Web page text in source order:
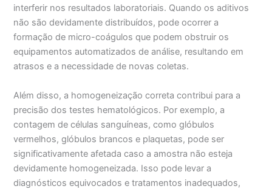
interferir nos resultados laboratoriais. Quando os aditivos
não são devidamente distribuídos, pode ocorrer a
formação de micro-coágulos que podem obstruir os
equipamentos automatizados de análise, resultando em
atrasos e a necessidade de novas coletas.
Além disso, a homogeneização correta contribui para a
precisão dos testes hematológicos. Por exemplo, a
contagem de células sanguíneas, como glóbulos
vermelhos, glóbulos brancos e plaquetas, pode ser
significativamente afetada caso a amostra não esteja
devidamente homogeneizada. Isso pode levar a
diagnósticos equivocados e tratamentos inadequados,